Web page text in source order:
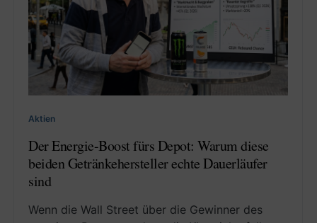
Aktien
Der Energie-Boost fürs Depot: Warum diese
beiden Getränkehersteller echte Dauerläufer
sind
Wenn die Wall Street über die Gewinner des